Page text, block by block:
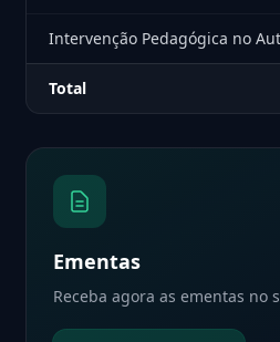
Intervenção Pedagógica no
Total
Ementas
Receba agora as ementas no